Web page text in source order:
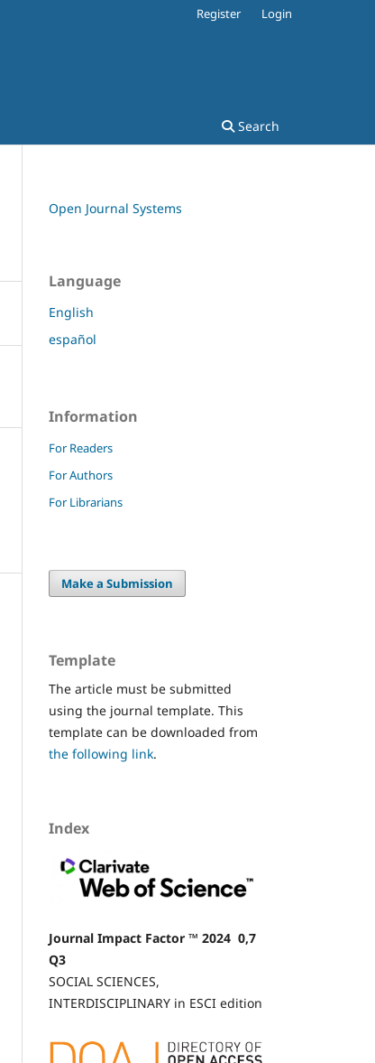
Search
Register Login
Open Journal Systems
Language
English
español
Information
For Readers
For Authors
For Librarians
Make a Submission
Template
The article must be submitted
using the journal template. This
template can be downloaded from
the following link.
Index
Journal Impact Factor ™ 2024 0,7
Q3
SOCIAL SCIENCES,
INTERDISCIPLINARY in ESCI edition